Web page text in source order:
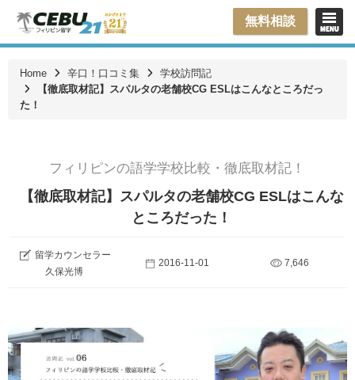
無料相談
Home 辛口！口コミ集
学校訪問記
【徹底取材記】スパルタの老舗校CG ESLはこんなところだっ
た！
フィリピンの語学学校比較・徹底取材記！
【徹底取材記】スパルタの老舗校CG ESLはこんな
ところだった！
留学カウンセラー
久保光博
2016-11-01 7,646